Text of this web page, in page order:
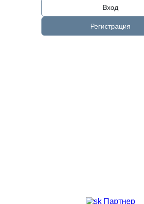
Вход
Регистрация